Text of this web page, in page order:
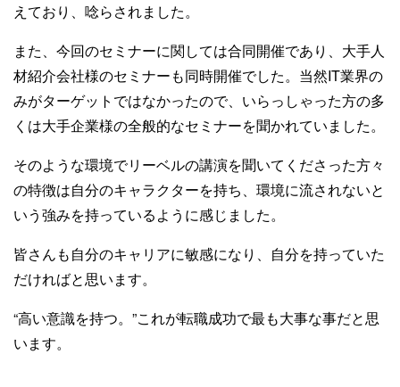
えており、唸らされました。
また、今回のセミナーに関しては合同開催であり、大手人
材紹介会社様のセミナーも同時開催でした。当然IT業界の
みがターゲットではなかったので、いらっしゃった方の多
くは大手企業様の全般的なセミナーを聞かれていました。
そのような環境でリーベルの講演を聞いてくださった方々
の特徴は自分のキャラクターを持ち、環境に流されないと
いう強みを持っているように感じました。
皆さんも自分のキャリアに敏感になり、自分を持っていた
だければと思います。
“高い意識を持つ。”これが転職成功で最も大事な事だと思
います。